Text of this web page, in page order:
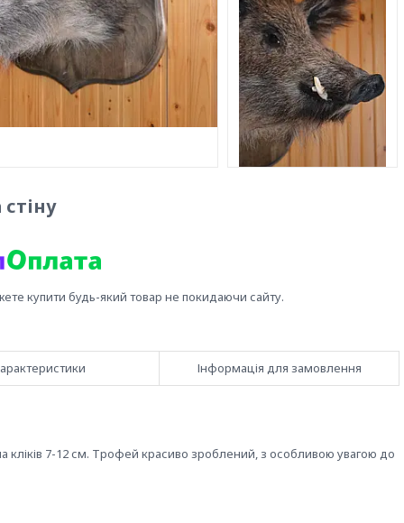
купити будь-який товар не покидаючи сайту.
Інформація для замовлення
кліків 7-12 см. Трофей красиво зроблений, з особливою увагою до